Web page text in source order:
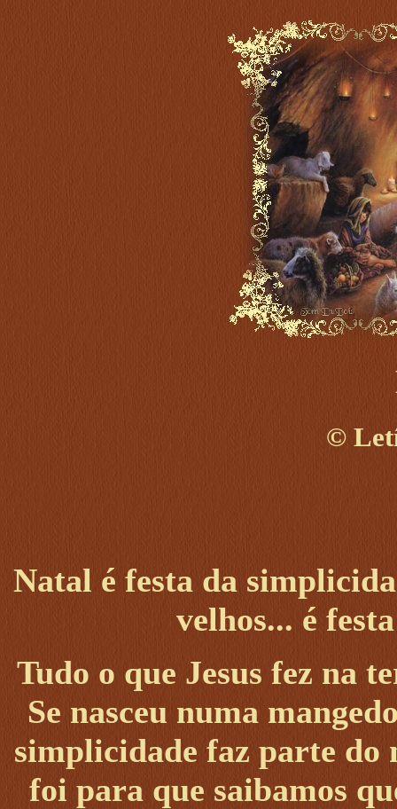
©
Natal é festa da
velhos... é
Tudo o que Jesus fez na
Se nasceu numa
simplicidade faz parte do
foi para que saibamos